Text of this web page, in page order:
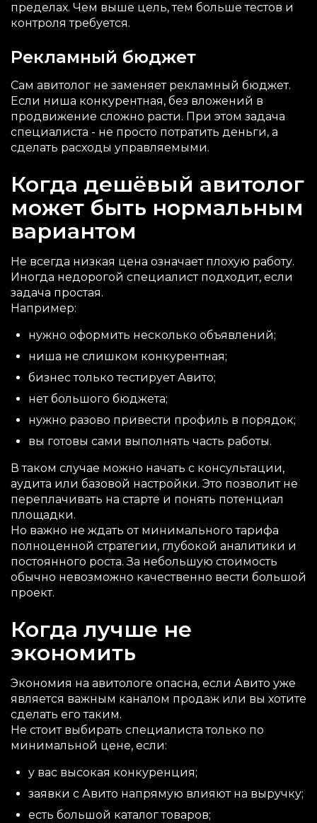
пределах. Чем выше цель, тем больше тестов и
контроля требуется.
Рекламный бюджет
Сам авитолог не заменяет рекламный бюджет.
Если ниша конкурентная, без вложений в
продвижение сложно расти. При этом задача
специалиста - не просто потратить деньги, а
сделать расходы управляемыми.
Когда дешёвый авитолог
может быть нормальным
вариантом
Не всегда низкая цена означает плохую работу.
Иногда недорогой специалист подходит, если
задача простая.
Например:
нужно оформить несколько объявлений;
ниша не слишком конкурентная;
бизнес только тестирует Авито;
нет большого бюджета;
нужно разово привести профиль в порядок;
вы готовы сами выполнять часть работы.
В таком случае можно начать с консультации,
аудита или базовой настройки. Это позволит не
переплачивать на старте и понять потенциал
площадки.
Но важно не ждать от минимального тарифа
полноценной стратегии, глубокой аналитики и
постоянного роста. За небольшую стоимость
обычно невозможно качественно вести большой
проект.
Когда лучше не
экономить
Экономия на авитологе опасна, если Авито уже
является важным каналом продаж или вы хотите
сделать его таким.
Не стоит выбирать специалиста только по
минимальной цене, если:
у вас высокая конкуренция;
заявки с Авито напрямую влияют на выручку;
есть большой каталог товаров;